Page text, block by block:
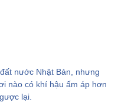
nước Nhật Bản, nhưng
nào có khí hậu ấm áp hơn
lại.